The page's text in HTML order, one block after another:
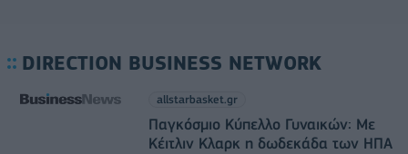
DIRECTION BUSINESS NETWORK
allstarbasket.gr
Παγκόσμιο Κύπελλο Γυναικών: Με
Κέιτλιν Κλαρκ η δωδεκάδα των ΗΠΑ